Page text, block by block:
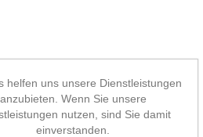
helfen uns unsere Dienstleistungen
anzubieten. Wenn Sie unsere
nutzen, sind Sie damit
einverstanden.